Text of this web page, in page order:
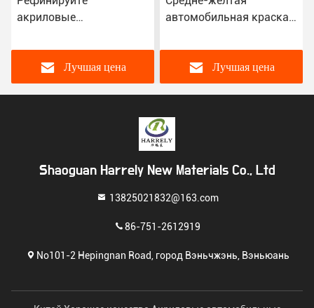
акриловые
2K лимонный жёлтый
цвет для автомобилей
Лучшая цена
автомобильная краска,
спрейная 2K
автомобильная краска
ISO14001
Лучшая цена
Shaoguan Harrely New Materials Co., Ltd
13825021832@163.com
86-751-2612919
No101-2 Hepingnan Road, город Вэньчжэнь, Вэньюань